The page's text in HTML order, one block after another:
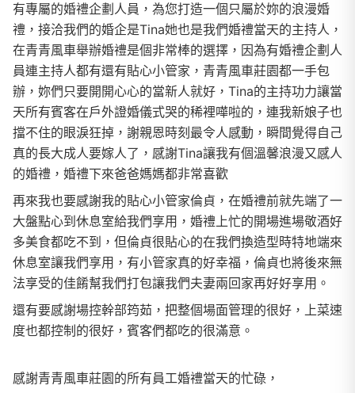
有專屬的婚禮企劃人員，為您打造一個只屬於妳的浪漫婚
禮，接洽我們的婚企是Tina她也是我們婚禮當天的主持人，
在青青風車舉辦婚禮是個非常棒的選擇，因為有婚禮企劃人
員連主持人都有還有貼心小管家，青青風車莊園都一手包
辦，妳們只要開開心心的當新人就好，Tina的主持功力讓當
天所有賓客在戶外證婚儀式哭的稀裡嘩啦的，連我新娘子也
擋不住的眼淚狂掉，謝親恩時刻最令人感動，瞬間覺得自己
真的長大成人要嫁人了，感謝Tina讓我有個溫馨浪漫又感人
的婚禮，婚禮下來爸爸媽媽都非常喜歡
再來我也要感謝我的貼心小管家倫貞，在婚禮前就先端了一
大盤點心到休息室給我們享用，婚禮上忙的開場進場敬酒好
多美食都吃不到，但倫貞很貼心的在我們換造型時特地端來
休息室讓我們享用，有小管家真的好幸福，倫貞也將後來無
法享受的佳餚幫我們打包讓我們夫妻兩回家再好好享用。
還有要感謝場控幹部筠茹，把整個場面管理的很好，上菜速
度也都控制的很好，賓客們都吃的很滿意。
感謝青青風車莊園的所有員工婚禮當天的忙碌，